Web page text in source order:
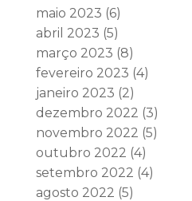
maio 2023 (6)
abril 2023 (5)
março 2023 (8)
fevereiro 2023 (4)
janeiro 2023 (2)
dezembro 2022 (3)
novembro 2022 (5)
outubro 2022 (4)
setembro 2022 (4)
agosto 2022 (5)